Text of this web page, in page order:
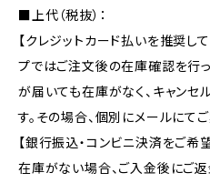
■上代（税抜）：
【クレジットカード払いを推奨し
プではご注文後の在庫確認を行
が届いても在庫がなく、キャンセ
す。その場合、個別にメールにて
【銀行振込・コンビニ決済をご希
在庫がない場合、ご入金後にご返